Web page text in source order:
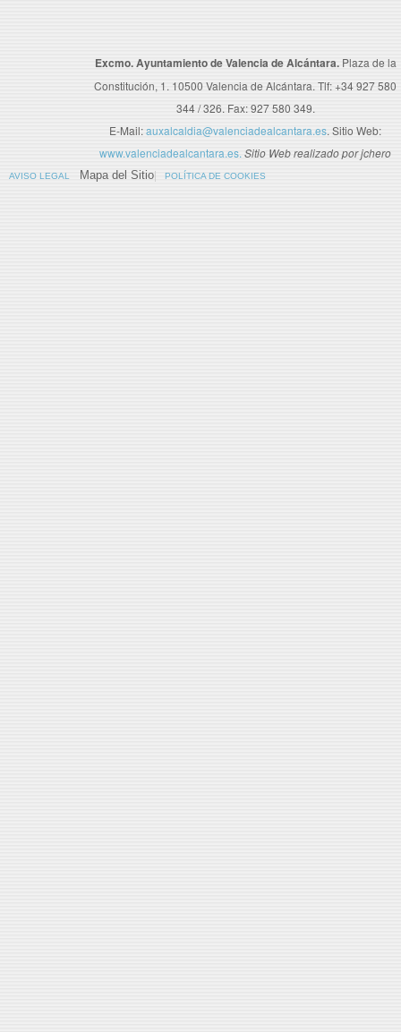
Excmo. Ayuntamiento de Valencia de Alcántara. Plaza de la
Constitución, 1. 10500 Valencia de Alcántara. Tlf: +34 927 580
344 / 326. Fax: 927 580 349.
E-Mail:auxalcaldia@valenciadealcantara.es. Sitio Web:
www.valenciadealcantara.es. Sitio Web realizado por jchero
AVISO LEGAL Mapa del Sitio POLÍTICA DE COOKIES